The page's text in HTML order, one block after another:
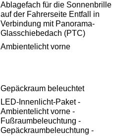
Ablagefach für die Sonnenbrille
auf der Fahrerseite Entfall in
Verbindung mit Panorama-
Glasschiebedach (PTC)
Ambientelicht vorne
Gepäckraum beleuchtet
LED-Innenlicht-Paket -
Ambientelicht vorne -
Fußraumbeleuchtung -
Gepäckraumbeleuchtung -